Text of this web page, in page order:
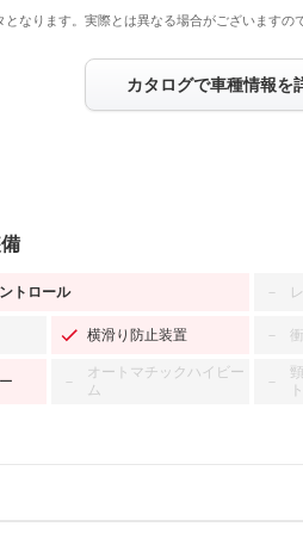
なります。実際とは異なる場合がございますの
カタログで車種情報を
トロール －
横滑り防止装置 －
－
オートマチックハイビー
ム
－
ト